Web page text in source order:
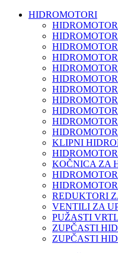
HIDROMOTORI
KLIPNI
KOČNICA ZA
REDUKTORI
VENTILI ZA
PUŽASTI
ZUPČASTI
ZUPČASTI